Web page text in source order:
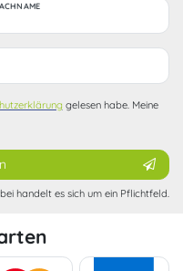
gelesen habe. Meine
handelt es sich um ein Pflichtfeld.